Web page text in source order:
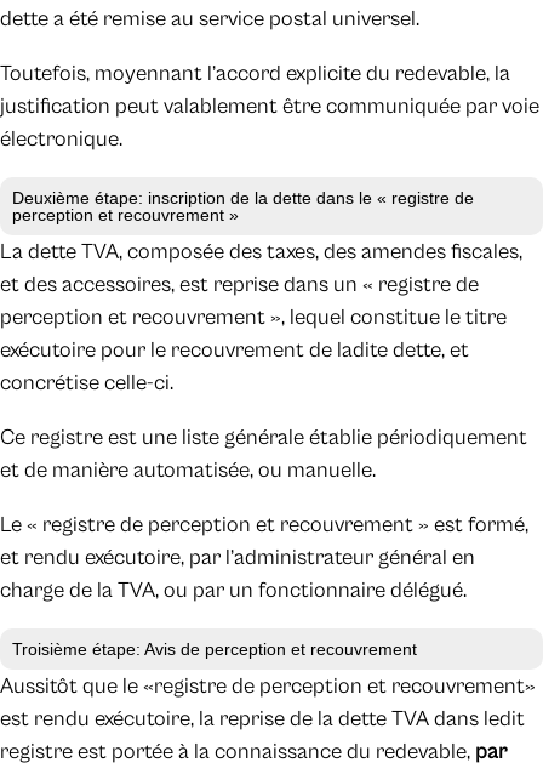
dette a été remise au service postal universel.
Toutefois, moyennant l’accord explicite du redevable, la
justification peut valablement être communiquée par voie
électronique.
Deuxième étape: inscription de la dette dans le « registre de
perception et recouvrement »
La dette TVA, composée des taxes, des amendes fiscales,
et des accessoires, est reprise dans un « registre de
perception et recouvrement », lequel constitue le titre
exécutoire pour le recouvrement de ladite dette, et
concrétise celle-ci.
Ce registre est une liste générale établie périodiquement
et de manière automatisée, ou manuelle.
Le « registre de perception et recouvrement » est formé,
et rendu exécutoire, par l’administrateur général en
charge de la TVA, ou par un fonctionnaire délégué.
Troisième étape: Avis de perception et recouvrement
Aussitôt que le «registre de perception et recouvrement»
est rendu exécutoire, la reprise de la dette TVA dans ledit
registre est portée à la connaissance du redevable, par